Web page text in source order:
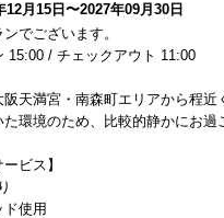
12月15日〜2027年09月30日
でございます。
15:00 / チェックアウト 11:00
天満宮・南森町エリアから程
環境のため、比較的静かにお過
ビス】
ド使用